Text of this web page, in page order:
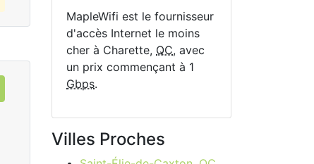
MapleWifi est le fournisseur
d'accès Internet le moins
cher à Charette, QC, avec
un prix commençant à 1
Gbps.
Villes Proches